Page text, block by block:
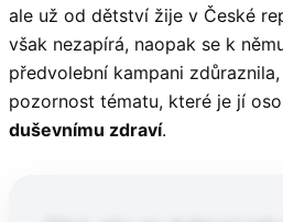
ale už od dětství žije v České
však nezapírá, naopak se k
předvolební kampani
pozornost tématu, které je jí
duševnímu zdraví.